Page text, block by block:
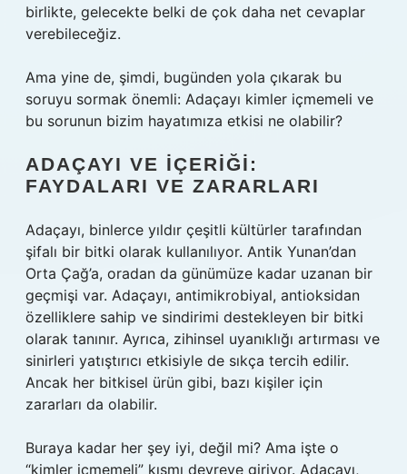
birlikte, gelecekte belki de çok daha net cevaplar
verebileceğiz.
Ama yine de, şimdi, bugünden yola çıkarak bu
soruyu sormak önemli: Adaçayı kimler içmemeli ve
bu sorunun bizim hayatımıza etkisi ne olabilir?
ADAÇAYI VE İÇERIĞI:
FAYDALARI VE ZARARLARI
Adaçayı, binlerce yıldır çeşitli kültürler tarafından
şifalı bir bitki olarak kullanılıyor. Antik Yunan’dan
Orta Çağ’a, oradan da günümüze kadar uzanan bir
geçmişi var. Adaçayı, antimikrobiyal, antioksidan
özelliklere sahip ve sindirimi destekleyen bir bitki
olarak tanınır. Ayrıca, zihinsel uyanıklığı artırması ve
sinirleri yatıştırıcı etkisiyle de sıkça tercih edilir.
Ancak her bitkisel ürün gibi, bazı kişiler için
zararları da olabilir.
Buraya kadar her şey iyi, değil mi? Ama işte o
“kimler içmemeli” kısmı devreye giriyor. Adaçayı,